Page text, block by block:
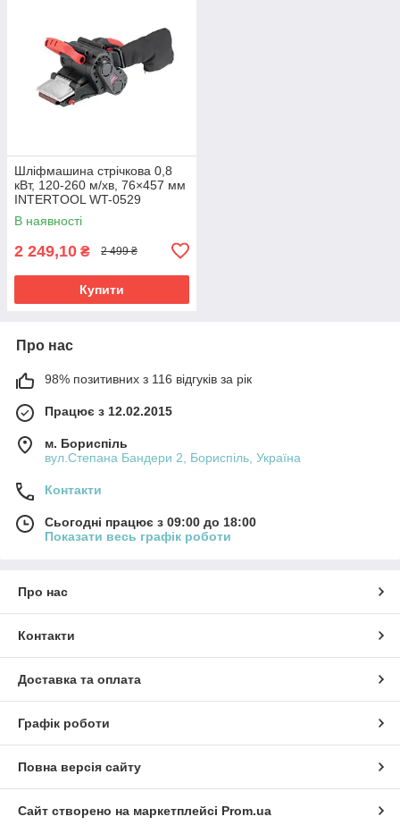
Шліфмашина стрічкова 0,8
кВт, 120-260 м/хв, 76×457 мм
INTERTOOL WT-0529
В наявності
2 249,10 ₴ 2 499 ₴
Купити
Про нас
98% позитивних з 116 відгуків за рік
Працює з 12.02.2015
м. Бориспіль
вул.Степана Бандери 2, Бориспіль, Україна
Контакти
Сьогодні працює з 09:00 до 18:00
Показати весь графік роботи
Про нас
Контакти
Доставка та оплата
Графік роботи
Повна версія сайту
Сайт створено на маркетплейсі Prom.ua